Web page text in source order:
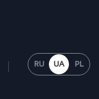
RU UA PL